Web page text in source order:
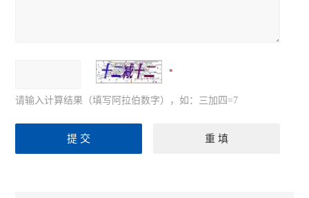
请输入计算结果（填写阿拉伯数字），如：三加四=7